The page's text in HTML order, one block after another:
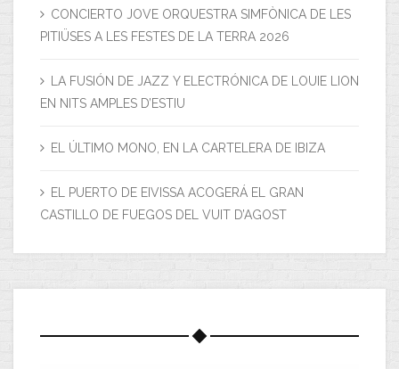
CONCIERTO JOVE ORQUESTRA SIMFÒNICA DE LES
PITIÜSES A LES FESTES DE LA TERRA 2026
LA FUSIÓN DE JAZZ Y ELECTRÓNICA DE LOUIE LION
EN NITS AMPLES D’ESTIU
EL ÚLTIMO MONO, EN LA CARTELERA DE IBIZA
EL PUERTO DE EIVISSA ACOGERÁ EL GRAN
CASTILLO DE FUEGOS DEL VUIT D’AGOST